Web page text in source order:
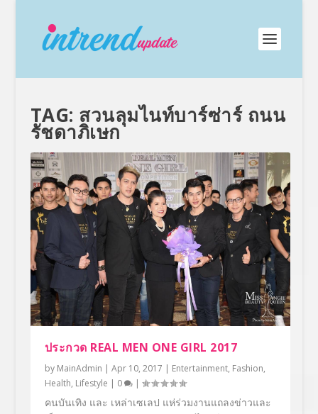
TAG: สวนลุมไนท์บาร์ซ่าร์ ถนน
รัชดาภิเษก
ประกวด REAL MEN ONE GIRL 2017
by MainAdmin | Apr 10, 2017 | Entertainment, Fashion,
Health, Lifestyle | 0 |
คนบันเทิง และ เหล่าเซเลป แห่ร่วมงานแถลงข่าวและ